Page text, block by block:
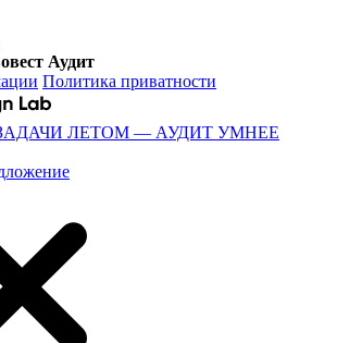
Аудит
Политика приватности
ЛЕТОМ — АУДИТ УМНЕЕ